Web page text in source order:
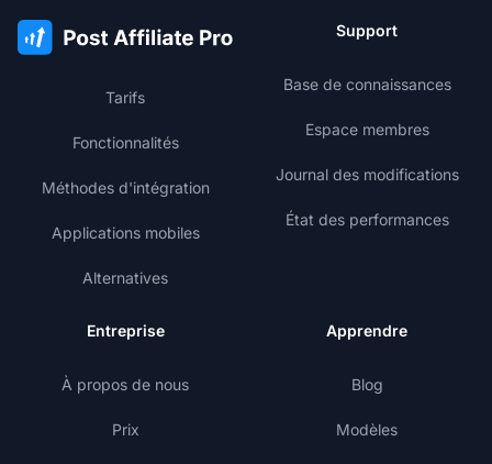
Tarifs
Fonctionnalités
Méthodes d'intégration
Applications mobiles
Alternatives
Support
Base de connaissances
Espace membres
Journal des modifications
État des performances
Entreprise
À propos de nous
Prix
Apprendre
Blog
Modèles